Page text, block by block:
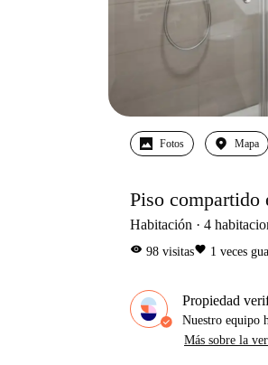
Fotos Mapa
Piso compartido
Habitación 4
visibility 98 visitasfavorite 1 veces
Propiedad
Nuestro equipo
Más sobre la